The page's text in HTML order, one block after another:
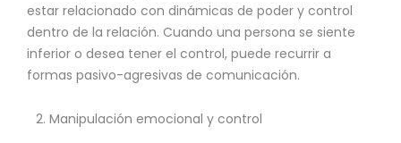
estar relacionado con dinámicas de poder y control
dentro de la relación. Cuando una persona se siente
inferior o desea tener el control, puede recurrir a
formas pasivo-agresivas de comunicación.
Manipulación emocional y control